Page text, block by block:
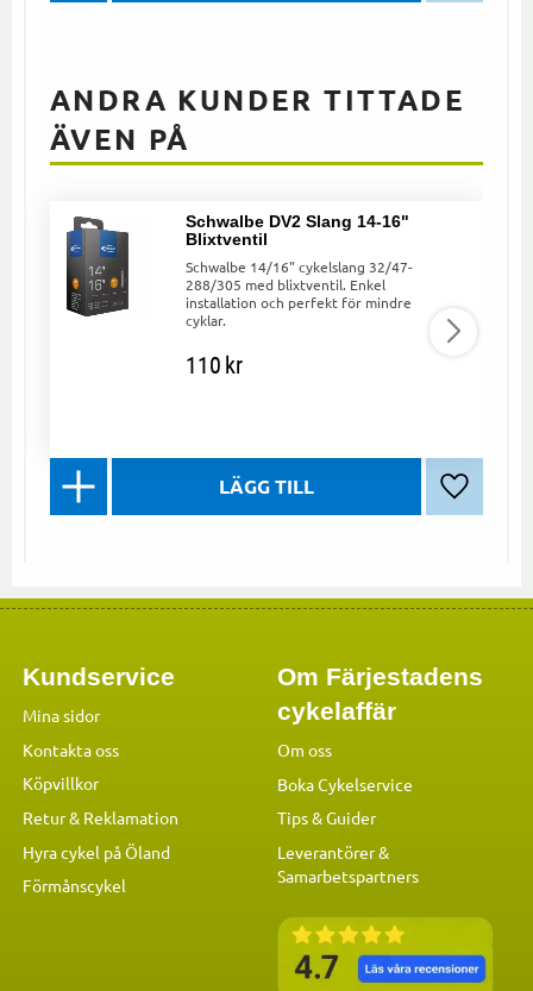
ANDRA KUNDER TITTADE
ÄVEN PÅ
Schwalbe DV2 Slang 14-16"
Blixtventil
Schwalbe 14/16" cykelslang 32/47-
288/305 med blixtventil. Enkel
installation och perfekt för mindre
cyklar.
110kr
Lägg till
Kundservice
Mina sidor
Kontakta oss
Köpvillkor
Retur & Reklamation
Hyra cykel på Öland
Förmånscykel
Om Färjestadens
cykelaffär
Om oss
Boka Cykelservice
Tips & Guider
Leverantörer &
Samarbetspartners